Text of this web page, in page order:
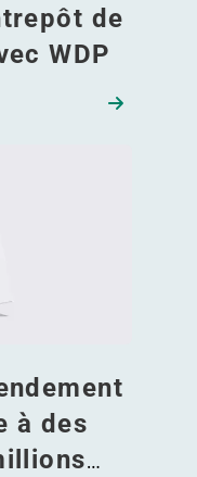
de
WDP
à des
un rendement total